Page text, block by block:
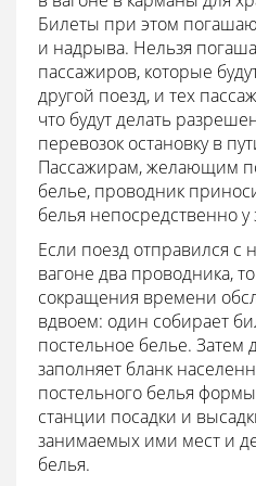
Билеты при этом
и надрыва. Нельзя
пассажиров, которые
другой поезд, и тех
что будут делать
перевозок остановку в
Пассажирам, желающим
белье, проводник
белья непосредственно
Если поезд отправился с
вагоне два проводника,
сокращения времени
вдвоем: один собирает
постельное белье.
заполняет бланк
постельного белья
станции посадки и
занимаемых ими мест и
белья.